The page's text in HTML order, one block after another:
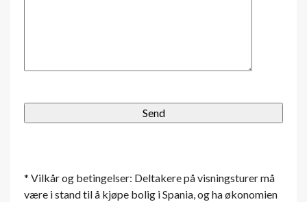
* Vilkår og betingelser: Deltakere på visningsturer må
være i stand til å kjøpe bolig i Spania, og ha økonomien